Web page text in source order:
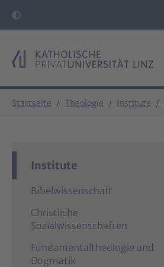
Startseite Theologie Institute
Institute
Bibelwissenschaft
Christliche
Sozialwissenschaften
Fundamentaltheologie und
Dogmatik